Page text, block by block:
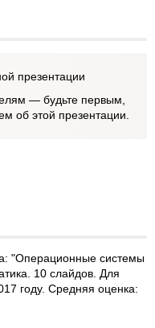
презентации
— будьте первым,
об этой презентации.
"Операционные системы
10 слайдов. Для
году. Средняя оценка: